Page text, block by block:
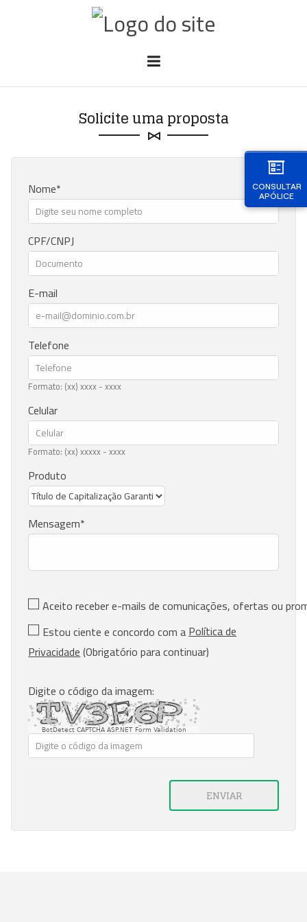
CONSULTAR
APÓLICE
Solicite uma proposta
Nome
CPF/CNPJ
E-mail
Telefone
Formato: (xx) xxxx - xxxx
Celular
Formato: (xx) xxxxx - xxxx
Produto
Mensagem
Aceito receber e-mails de comunicações, ofertas ou
Estou ciente e concordo com aPolítica de
Privacidade(Obrigatório para continuar)
Digite o código da imagem:
BotDetect CAPTCHA ASP.NET Form Validation
ENVIAR